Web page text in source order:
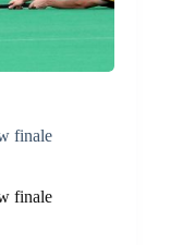
finale
finale